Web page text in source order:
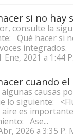
consulte la
Qué hacer si
integrados.
Ene, 2021 a 1:44
causas
lo siguiente:
es
Ase...
2026 a 3:35 P.